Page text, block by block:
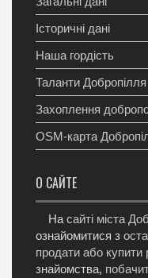
Історичні дані
Наша гордість
Таланти Добропілля
Захоплення
OSM-карта
О САЙТЕ
На сайті міста
ознайомитися з
продати або купити
знайомства,